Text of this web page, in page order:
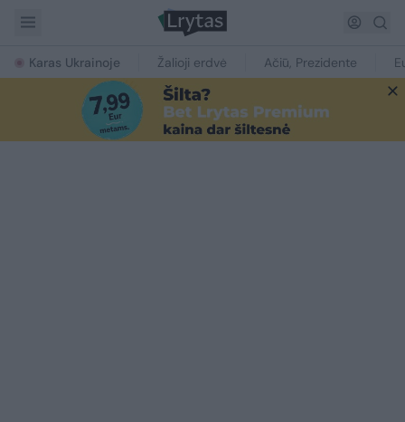
Karas Ukrainoje Žalioji erdvė Ačiū, Prezidente